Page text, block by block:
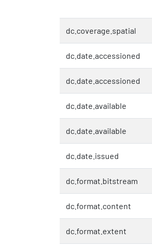
dc.coverage.spatial
dc.date.accessioned
dc.date.accessioned
dc.date.available
dc.date.available
dc.date.issued
dc.format.bitstream
dc.format.content
dc.format.extent